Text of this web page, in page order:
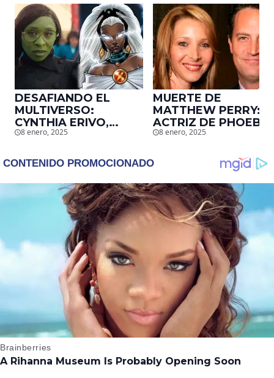
DESAFIANDO EL
MULTIVERSO:
CYNTHIA ERIVO,
PROTAGONISTA DE
SER STORM EN EL
8 enero, 2025
MUERTE DE
MATTHEW PERRY:
ACTRIZ DE PHOEBE,
EN ‘FRIENDS’,
EMOTIVO MENSAJE
QUE EL ACTOR LE
DEJÓ
8 enero, 2025